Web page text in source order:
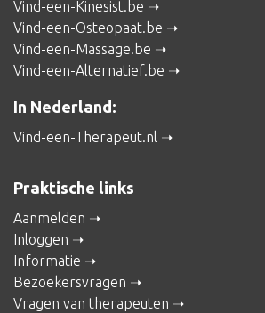
Vind-een-Kinesist.be
Vind-een-Osteopaat.be
Vind-een-Massage.be
Vind-een-Alternatief.be
In Nederland:
Vind-een-Therapeut.nl
Praktische links
Aanmelden
Inloggen
Informatie
Bezoekersvragen
Vragen van therapeuten